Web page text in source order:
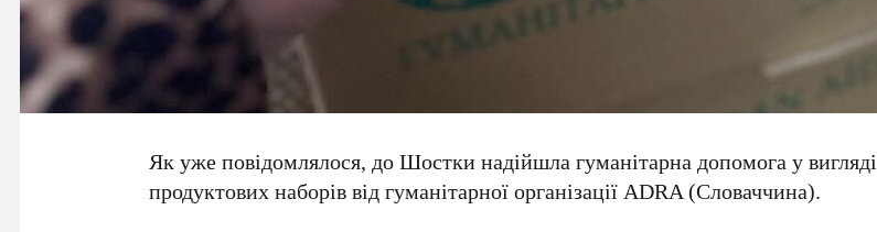
Як уже повідомлялося, до Шостки надійшла гуманітарна допомога у вигляді
продуктових наборів від гуманітарної організації АDRA (Словаччина).